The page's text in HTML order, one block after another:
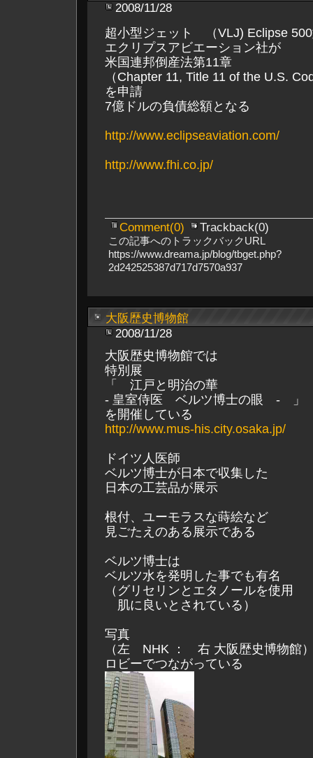
2008/11/28
超小型ジェット （VLJ) Eclipse
エクリプスアビエーション社が
米国連邦倒産法第11章
（Chapter 11, Title 11 of the U.S.
を申請
7億ドルの負債総額となる
http://www.eclipseaviation.com/
http://www.fhi.co.jp/
Comment(0) Trackback(0)
この記事へのトラックバックURL
https://www.dreama.jp/blog/tbget.php?
2d242525387d717d7570a937
大阪歴史博物館
2008/11/28
大阪歴史博物館では
特別展
「 江戸と明治の華
- 皇室侍医 ベルツ博士の眼 - 」
を開催している
http://www.mus-his.city.osaka.jp/
ドイツ人医師
ベルツ博士が日本で収集した
日本の工芸品が展示
根付、ユーモラスな蒔絵など
見ごたえのある展示である
ベルツ博士は
ベルツ水を発明した事でも有名
（グリセリンとエタノールを使用
肌に良いとされている）
写真
（左 NHK ： 右 大阪歴史博物
ロビーでつながっている